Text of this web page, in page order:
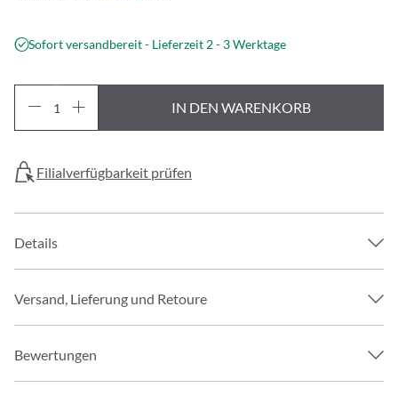
Sofort versandbereit - Lieferzeit 2 - 3 Werktage
IN DEN WARENKORB
Filialverfügbarkeit prüfen
Details
Versand, Lieferung und Retoure
Bewertungen